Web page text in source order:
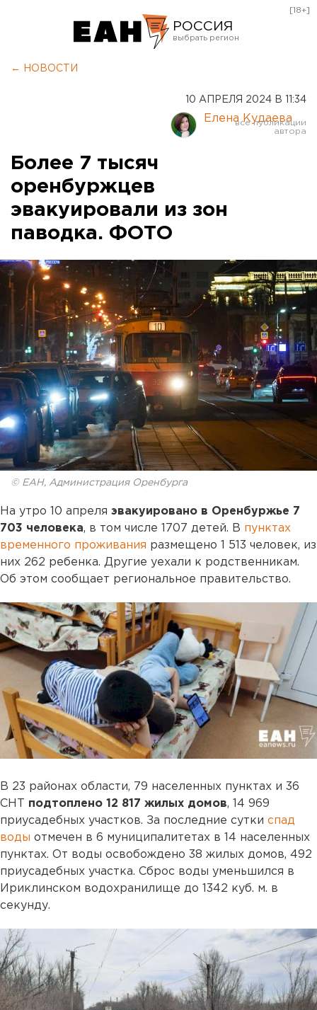
РОССИЯ
Курган
Оренбург
[18+]
← НОВОСТИ
10 АПРЕЛЯ 2024 В 11:34
Елена Кудаева
Более 7 тысяч
оренбуржцев
эвакуировали из зон
паводка. ФОТО
© ЕАН, Администрация Оренбурга
На утро 10 апреля эвакуировано в Оренбуржье 7
703 человека, в том числе 1707 детей. В пунктах
временного проживания размещено 1 513 человек, из
них 262 ребенка. Другие уехали к родственникам.
Об этом сообщает региональное правительство.
В 23 районах области, 79 населенных пунктах и 36
СНТ подтоплено 12 817 жилых домов, 14 969
приусадебных участков. За последние сутки спад
воды отмечен в 6 муниципалитетах в 14 населенных
пунктах. От воды освобождено 38 жилых домов, 492
приусадебных участка. Сброс воды уменьшился в
Ириклинском водохранилище до 1342 куб. м. в
секунду.